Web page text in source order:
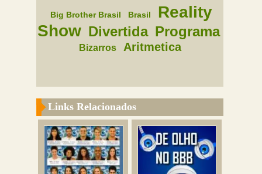
Big Brother Brasil Brasil
Reality
Show Divertida Programa
Bizarros Aritmetica
Links Relacionados